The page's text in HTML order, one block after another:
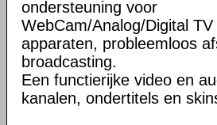
ondersteuning voor
WebCam/Analog/Digital TV
apparaten, probleemloos
broadcasting.
Een functierijke video en
kanalen, ondertitels en